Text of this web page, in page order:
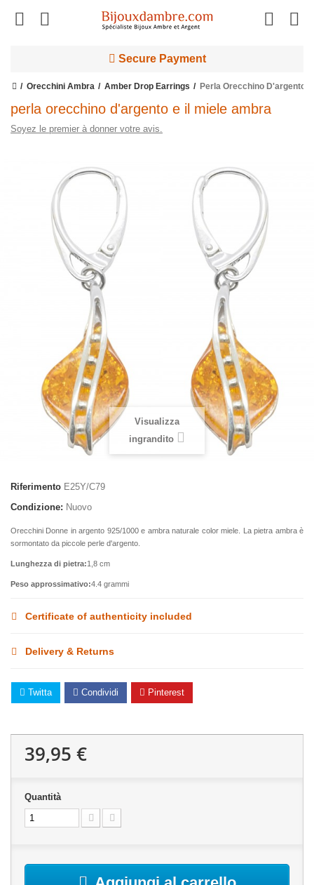
Secure Payment
Orecchini Ambra Amber Drop Earrings Perla Orecchino D'argento
perla orecchino d'argento e il miele ambra
Soyez le premier à donner votre avis.
Visualizza
ingrandito
Riferimento E25Y/C79
Condizione: Nuovo
Orecchini Donne in argento 925/1000 e ambra naturale color miele. La pietra ambra è
sormontato da piccole perle d'argento.
Lunghezza di pietra:1,8 cm
Peso approssimativo:4.4 grammi
Certificate of authenticity included
Delivery & Returns
Twitta Condividi Pinterest
39,95 €
Quantità